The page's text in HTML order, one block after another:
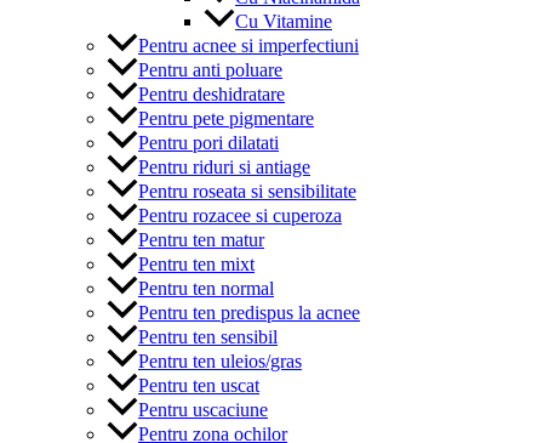
Cu Vitamine
Pentru acnee si imperfectiuni
Pentru anti poluare
Pentru deshidratare
Pentru pete pigmentare
Pentru pori dilatati
Pentru riduri si antiage
Pentru roseata si sensibilitate
Pentru rozacee si cuperoza
Pentru ten matur
Pentru ten mixt
Pentru ten normal
Pentru ten predispus la acnee
Pentru ten sensibil
Pentru ten uleios/gras
Pentru ten uscat
Pentru uscaciune
Pentru zona ochilor